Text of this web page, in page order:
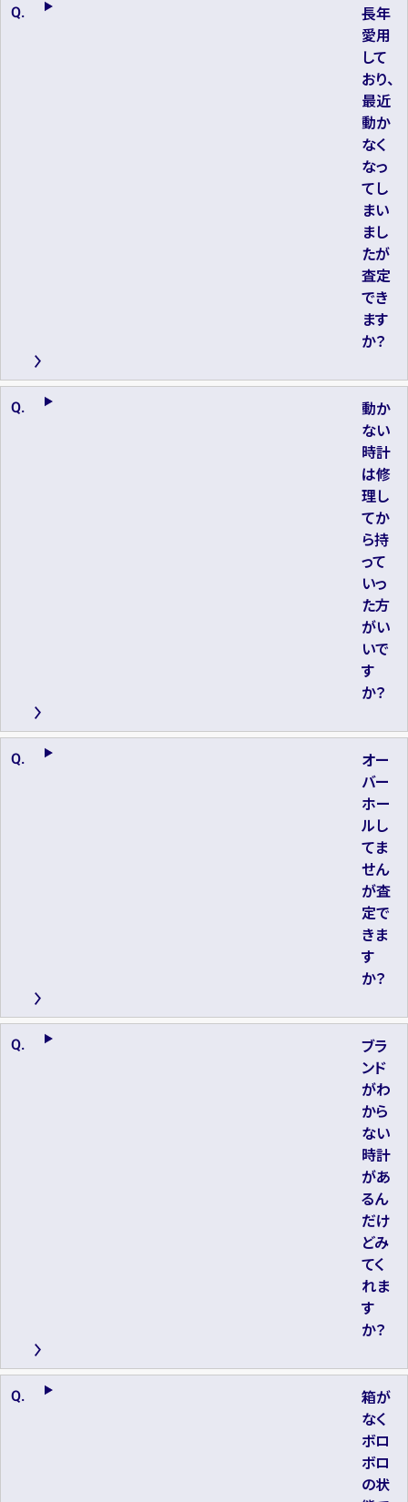
長年
愛用
して
おり、
最近
動か
なく
なっ
てし
まい
まし
たが
査定
でき
ます
か？
動か
ない
時計
は修
理し
てか
ら持
って
いっ
た方
がい
いで
す
か？
オー
バー
ホー
ルし
てま
せん
が査
定で
きま
す
か？
ブラ
ンド
がわ
から
ない
時計
があ
るん
だけ
どみ
てく
れま
す
か？
箱が
なく
ボロ
ボロ
の状